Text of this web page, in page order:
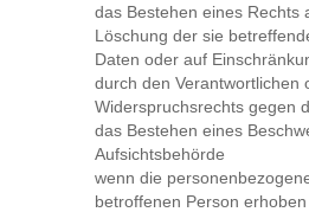
das Bestehen eines Rechts
Löschung der sie
Daten oder auf
durch den Verantwortlichen
Widerspruchsrechts gegen
das Bestehen eines
Aufsichtsbehörde
wenn die
betroffenen Person